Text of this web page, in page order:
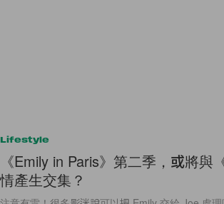
Lifestyle
《Emily in Paris》第二季，或將與
情產生交集？